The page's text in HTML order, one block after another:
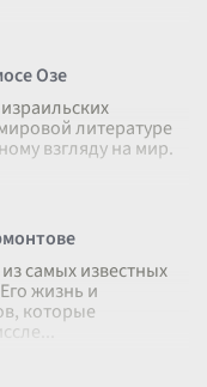
Озе
литературе
взгляду на мир.
самых известных
жизнь и
которые